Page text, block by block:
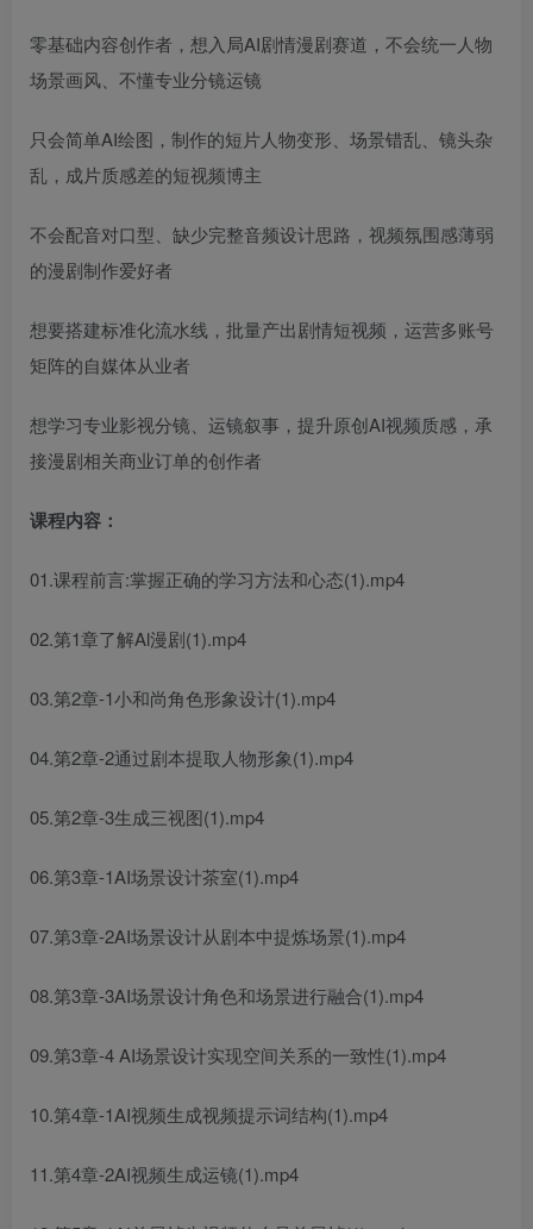
零基础内容创作者，想入局AI剧情漫剧赛道，不会统一人物
场景画风、不懂专业分镜运镜
只会简单AI绘图，制作的短片人物变形、场景错乱、镜头杂
乱，成片质感差的短视频博主
不会配音对口型、缺少完整音频设计思路，视频氛围感薄弱
的漫剧制作爱好者
想要搭建标准化流水线，批量产出剧情短视频，运营多账号
矩阵的自媒体从业者
想学习专业影视分镜、运镜叙事，提升原创AI视频质感，承
接漫剧相关商业订单的创作者
课程内容：
01.课程前言:掌握正确的学习方法和心态(1).mp4
02.第1章了解Al漫剧(1).mp4
03.第2章-1小和尚角色形象设计(1).mp4
04.第2章-2通过剧本提取人物形象(1).mp4
05.第2章-3生成三视图(1).mp4
06.第3章-1AI场景设计茶室(1).mp4
07.第3章-2AI场景设计从剧本中提炼场景(1).mp4
08.第3章-3AI场景设计角色和场景进行融合(1).mp4
09.第3章-4 AI场景设计实现空间关系的一致性(1).mp4
10.第4章-1AI视频生成视频提示词结构(1).mp4
11.第4章-2AI视频生成运镜(1).mp4